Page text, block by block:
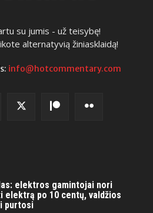
su jumis - už teisybę!
alternatyvią žiniasklaidą!
info@hotcommentary.com
elektros gamintojai nori
elektrą po 10 centų, valdžios
purtosi